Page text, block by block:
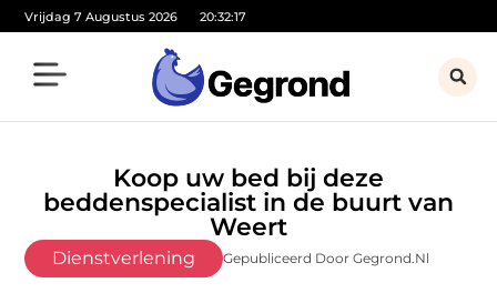
Vrijdag 7 Augustus 2026 20:32:19
Koop uw bed bij deze
beddenspecialist in de buurt van
Weert
Dienstverlening Gepubliceerd Door Gegrond.nl